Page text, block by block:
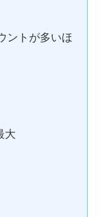
ントが多いほ
大